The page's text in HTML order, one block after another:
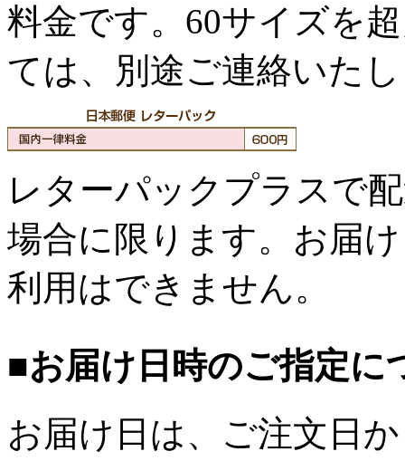
料金です。60サイズを
ては、別途ご連絡いた
レターパックプラスで
場合に限ります。お届
利用はできません。
■お届け日時のご指定に
お届け日は、ご注文日